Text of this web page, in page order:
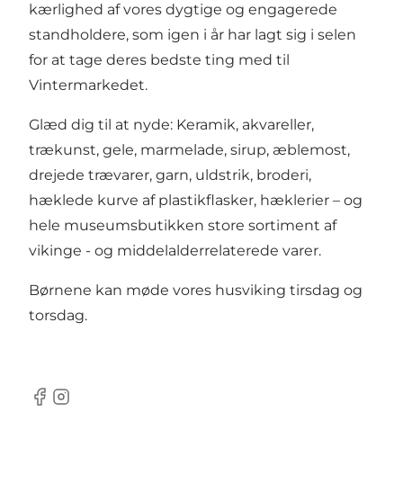
kærlighed af vores dygtige og engagerede
standholdere, som igen i år har lagt sig i selen
for at tage deres bedste ting med til
Vintermarkedet.
Glæd dig til at nyde: Keramik, akvareller,
trækunst, gele, marmelade, sirup, æblemost,
drejede trævarer, garn, uldstrik, broderi,
hæklede kurve af plastikflasker, hæklerier – og
hele museumsbutikken store sortiment af
vikinge - og middelalderrelaterede varer.
Børnene kan møde vores husviking tirsdag og
torsdag.
Facebook
Instagram